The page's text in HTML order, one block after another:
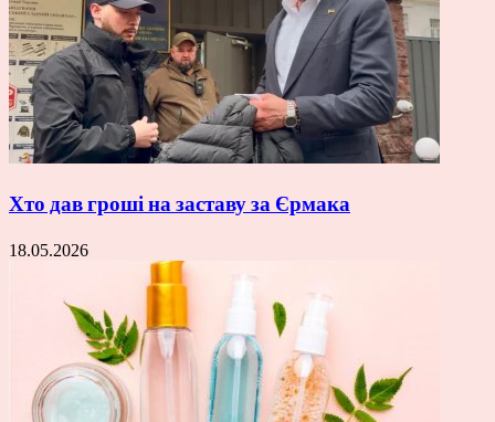
Хто дав гроші на заставу за Єрмака
18.05.2026